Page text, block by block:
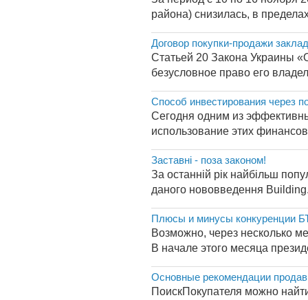
района) снизилась, в
Договор покупки-продажи
Статьей 20 Закона Украины
безусловное право его
Способ инвестирования через
Сегодня одним из
использование этих
Заставні - поза законом!
За останній рік найбільш
даного нововведення
Плюсы и минусы конкуренции
Возможно, через
В начале этого месяца
Основные рекомендации
ПоискПокупателя можно